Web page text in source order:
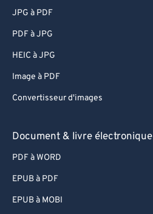
JPG à PDF
PDF à JPG
HEIC à JPG
Image à PDF
Convertisseur d'images
Document & livre électronique
PDF à WORD
EPUB à PDF
EPUB à MOBI